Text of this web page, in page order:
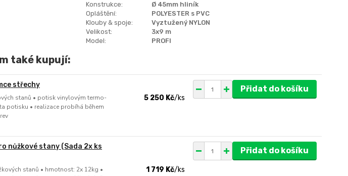
Konstrukce:
Ø 45mm hliník
Opláštění:
POLYESTER s PVC
Klouby & spoje:
Vyztužený NYLON
Velikost:
3x9 m
Model:
PROFI
také kupují:
střechy
stanů • potisk vinylovým termo-
potisku • realizace probíhá během
5 250 Kč/ks
Přidat do košíku
nůžkové stany (Sada 2x ks
stanů • hmotnost: 2x 12kg •
1 719 Kč/ks
Přidat do košíku